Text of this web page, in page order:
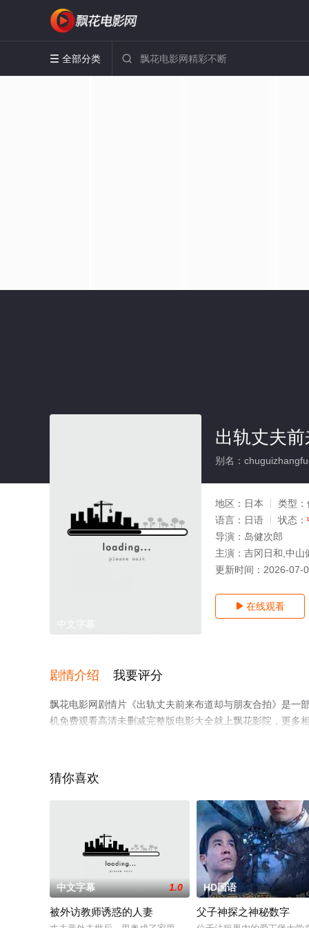
 全部分类 
出轨丈夫
别名：
地区： 日本 类型：
语言： 日语 状态：
导演： 岛健次郎
主演： 吉冈日和,中山
更新时间： 2026-07-
 在线观看
剧情介绍 我要评分
飘花电影网剧情片《出轨丈夫前来布道却与朋友合拍》是一
机免费观看高清未删减完整版电影大全就上飘花影院，更多
。
猜你喜欢
中文字幕 1.0
被外访教师诱惑的人妻
HD国语
父子神探之神秘数字